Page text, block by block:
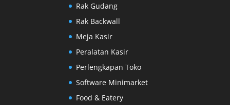
Rak Gudang
Rak Backwall
Meja Kasir
Peralatan Kasir
Perlengkapan Toko
Software Minimarket
Food & Eatery